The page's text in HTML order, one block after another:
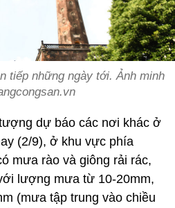
tiếp những ngày tới. Ảnh minh
dự báo các nơi khác ở
(2/9), ở khu vực phía
mưa rào và giông rải rác,
lượng mưa từ 10-20mm,
(mưa tập trung vào chiều